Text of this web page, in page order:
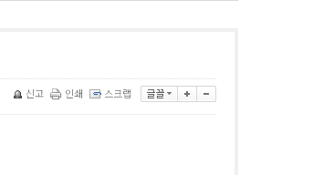
신고 인쇄 스크랩